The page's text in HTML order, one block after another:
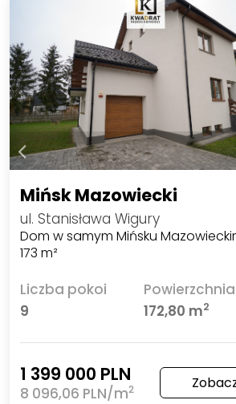
Mińsk Mazowiecki
ul. Stanisława Wigury
Dom w samym Mińsku
173 m²
Liczba pokoi
9
Powierzchnia
172,80 m2
1 399 000 PLN
8 096,06 PLN/m2